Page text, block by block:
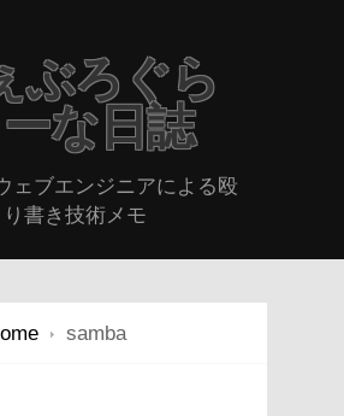
ぶろぐら
な日誌
ェブエンジニアによる殴
り書き技術メモ
samba